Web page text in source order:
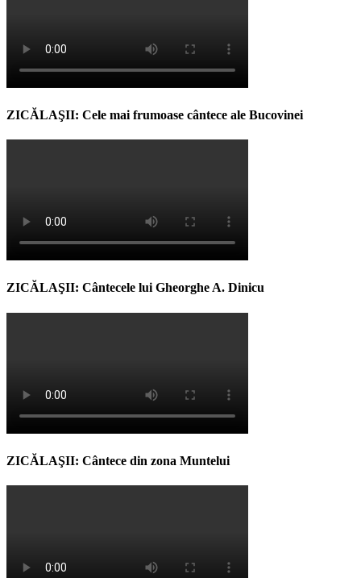
ZICĂLAŞII: Cele mai frumoase cântece ale Bucovinei
ZICĂLAŞII: Cântecele lui Gheorghe A. Dinicu
ZICĂLAŞII: Cântece din zona Muntelui